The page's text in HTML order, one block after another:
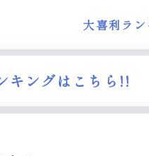
大喜利ラ
キングはこちら!!